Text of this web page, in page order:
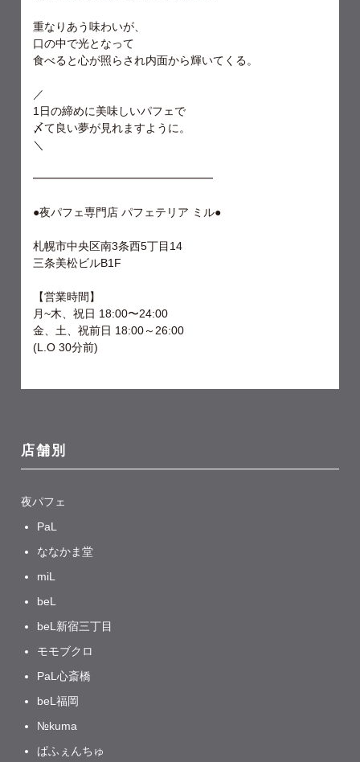
重なりあう味わいが、
口の中で光となって
食べると心が照らされ内面から輝いてくる。
／
1日の締めに美味しいパフェで
〆て良い夢が見れますように。
＼
━━━━━━━━━━━━━━━━
●夜パフェ専門店 パフェテリア ミル●
札幌市中央区南3条西5丁目14
三条美松ビルB1F
【営業時間】
月~木、祝日 18:00〜24:00
金、土、祝前日 18:00～26:00
⁡(L.O 30分前)
店舗別
夜パフェ
PaL
ななかま堂
miL
beL
beL新宿三丁目
モモブクロ
PaL心斎橋
beL福岡
№kuma
ぱふぇんちゅ